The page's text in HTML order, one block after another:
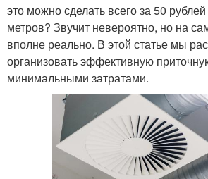
это можно сделать всего за 50
метров? Звучит невероятно, но на
вполне реально. В этой статье мы
организовать эффективную
минимальными затратами.